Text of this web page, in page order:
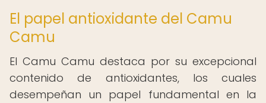
El papel antioxidante del Camu
Camu
El Camu Camu destaca por su excepcional
contenido de antioxidantes, los cuales
desempeñan un papel fundamental en la